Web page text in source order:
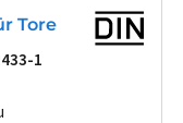
Tore
1